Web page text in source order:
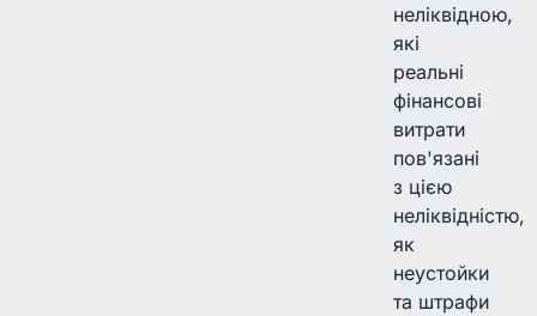
неліквідною,
які
реальні
фінансові
витрати
пов'язані
з цією
неліквідністю,
як
неустойки
та штрафи